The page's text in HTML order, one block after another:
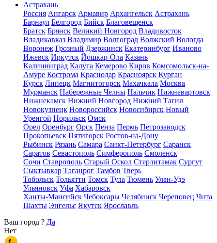
Астрахань
Россия Ангарск Армавир Архангельск Астрахань
Барнаул Белгород Бийск Благовещенск
Братск Брянск Великий Новгород Владивосток
Владикавказ Владимир Волгоград Волжский Вологда
Воронеж Грозный Дзержинск Екатеринбург Иваново
Ижевск Иркутск Йошкар-Ола Казань
Калининград Калуга Кемерово Киров Комсомольск-на-
Амуре Кострома Краснодар Красноярск Курган
Курск Липецк Магнитогорск Махачкала Москва
Мурманск Набережные Челны Нальчик Нижневартовск
Нижнекамск Нижний Новгород Нижний Тагил
Новокузнецк Новороссийск Новосибирск Новый
Уренгой Норильск Омск
Орел Оренбург Орск Пенза Пермь Петрозаводск
Прокопьевск Пятигорск Ростов-на-Дону
Рыбинск Рязань Самара Санкт-Петербург Саранск
Саратов Севастополь Симферополь Смоленск
Сочи Ставрополь Старый Оскол Стерлитамак Сургут
Сыктывкар Таганрог Тамбов Тверь
Тобольск Тольятти Томск Тула Тюмень Улан-Удэ
Ульяновск Уфа Хабаровск
Ханты-Мансийск Чебоксары Челябинск Череповец Чита
Шахты Энгельс Якутск Ярославль
Ваш город ? Да
Нет